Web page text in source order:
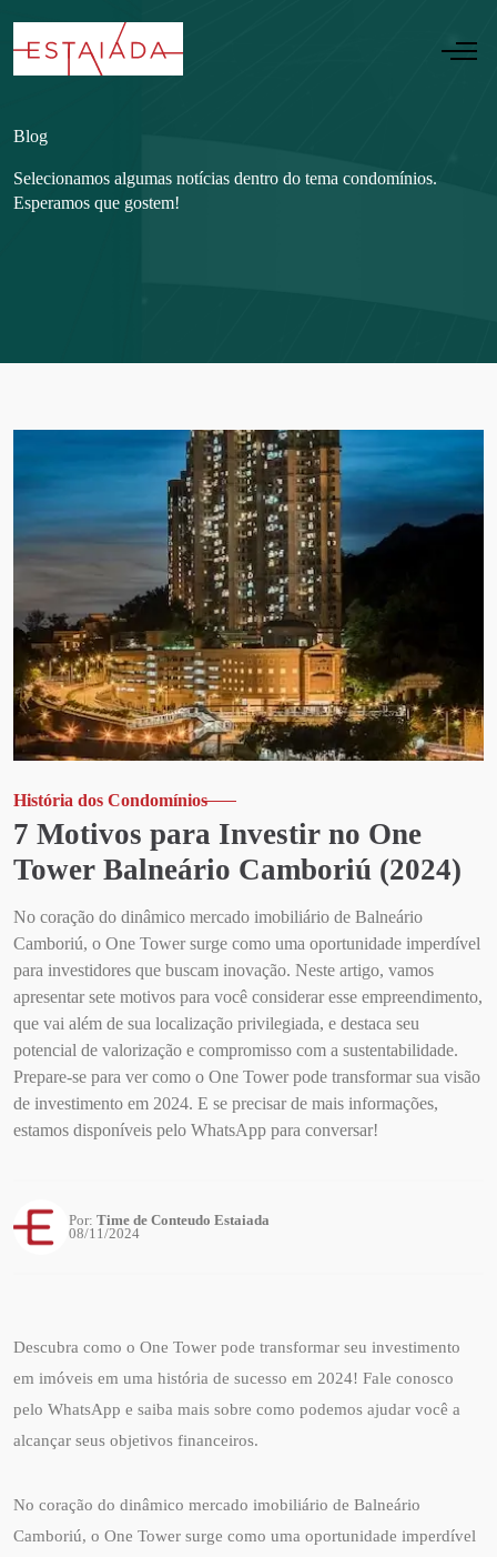
Blog
Selecionamos algumas notícias dentro do tema condomínios.
Esperamos que gostem!
História dos Condomínios
7 Motivos para Investir no One
Tower Balneário Camboriú (2024)
No coração do dinâmico mercado imobiliário de Balneário
Camboriú, o One Tower surge como uma oportunidade imperdível
para investidores que buscam inovação. Neste artigo, vamos
apresentar sete motivos para você considerar esse empreendimento,
que vai além de sua localização privilegiada, e destaca seu
potencial de valorização e compromisso com a sustentabilidade.
Prepare-se para ver como o One Tower pode transformar sua visão
de investimento em 2024. E se precisar de mais informações,
estamos disponíveis pelo WhatsApp para conversar!
Por: Time de Conteudo Estaiada
08/11/2024
Descubra como o One Tower pode transformar seu investimento
em imóveis em uma história de sucesso em 2024! Fale conosco
pelo WhatsApp e saiba mais sobre como podemos ajudar você a
alcançar seus objetivos financeiros.
No coração do dinâmico mercado imobiliário de Balneário
Camboriú, o One Tower surge como uma oportunidade imperdível